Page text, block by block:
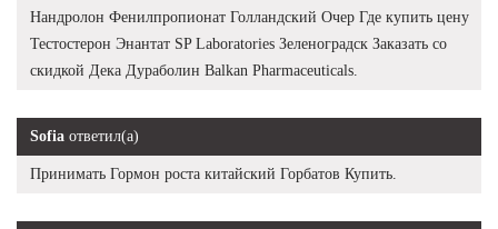
Нандролон Фенилпропионат Голландский Очер Где купить цену
Тестостерон Энантат SP Laboratories Зеленоградск Заказать со
скидкой Дека Дураболин Balkan Pharmaceuticals.
Sofia ответил(а)
Принимать Гормон роста китайский Горбатов Купить.